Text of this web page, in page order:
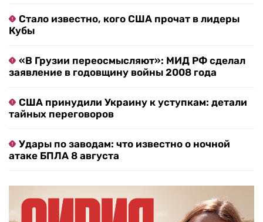
Стало известно, кого США прочат в лидеры
Кубы
«В Грузии переосмысляют»: МИД РФ сделал
заявление в годовщину войны 2008 года
США принудили Украину к уступкам: детали
тайных переговоров
Удары по заводам: что известно о ночной
атаке БПЛА 8 августа